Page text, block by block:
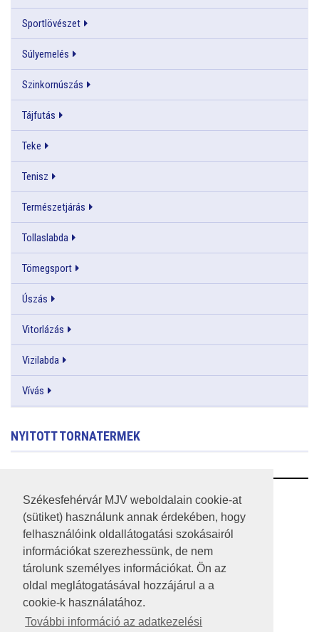
Székesfehérvár MJV weboldalain cookie-at
(sütiket) használunk annak érdekében, hogy
felhasználóink oldallátogatási szokásairól
információkat szerezhessünk, de nem
tárolunk személyes információkat. Ön az
oldal meglátogatásával hozzájárul a a
cookie-k használatához.
További információ az adatkezelési
Sportlövészet
Súlyemelés
Szinkornúszás
Tájfutás
Teke
Tenisz
Természetjárás
Tollaslabda
Tömegsport
Úszás
Vitorlázás
Vizilabda
Vívás
NYITOTT TORNATERMEK
RSS
A HONLAP 2017.03.31-I ÁLLAPOTA
JOGI NYILATKOZAT
IMPRESSZUM